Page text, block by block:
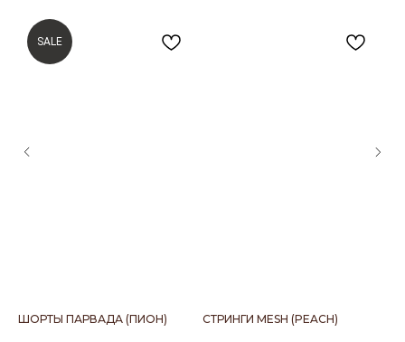
SALE
ШОРТЫ ПАРВАДА (ПИОН) СТРИНГИ MESH (PEACH)